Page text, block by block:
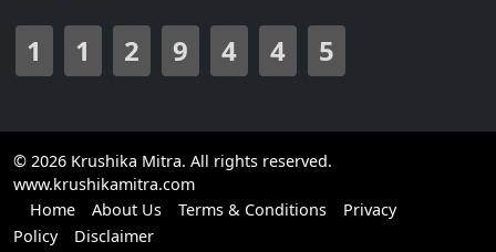
1 1 2 9 4 4 5
© 2026 Krushika Mitra. All rights reserved.
www.krushikamitra.com
Home
About Us Terms & Conditions
Privacy
Policy
Disclaimer